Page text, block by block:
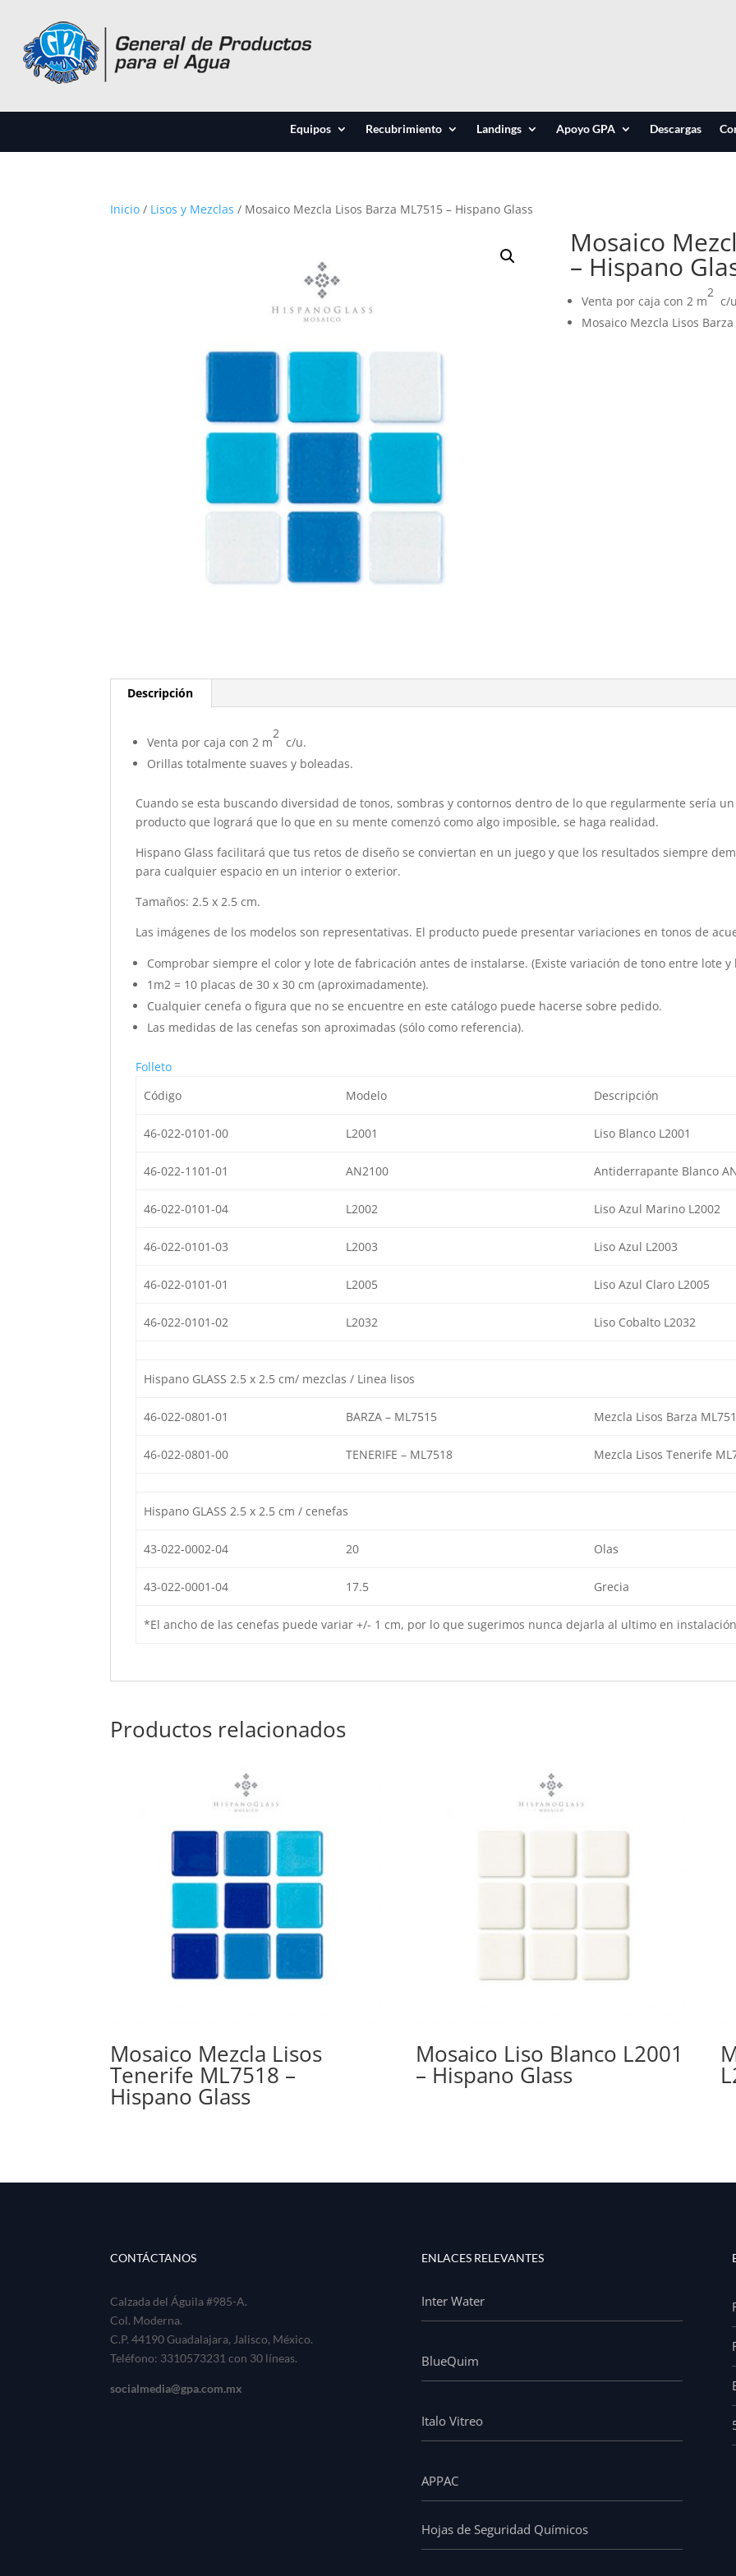
Equipos Recubrimiento Landings Apoyo GPA Descargas
Inicio / Lisos y Mezclas / Mosaico Mezcla Lisos Barza ML7515 – Hispano Glass
Mosaico
– Hispano
Venta por caja con 2 m
2
c/
Mosaico Mezcla Lisos
Descripción
Venta por caja con 2 m
2
c/u.
Orillas totalmente suaves y boleadas.
Cuando se esta buscando diversidad de tonos, sombras y contornos dentro de lo que regularmente sería
producto que logrará que lo que en su mente comenzó como algo imposible, se haga realidad.
Hispano Glass facilitará que tus retos de diseño se conviertan en un juego y que los resultados siempre
para cualquier espacio en un interior o exterior.
Tamaños: 2.5 x 2.5 cm.
Las imágenes de los modelos son representativas. El producto puede presentar variaciones en tonos de
Comprobar siempre el color y lote de fabricación antes de instalarse. (Existe variación de tono entre lote
1m2 = 10 placas de 30 x 30 cm (aproximadamente).
Cualquier cenefa o figura que no se encuentre en este catálogo puede hacerse sobre pedido.
Las medidas de las cenefas son aproximadas (sólo como referencia).
Folleto
Código
Modelo Descripción
46-022-0101-00 L2001 Liso Blanco L2001
46-022-1101-01 AN2100 Antiderrapante Blanco
46-022-0101-04 L2002 Liso Azul Marino L2002
46-022-0101-03 L2003 Liso Azul L2003
46-022-0101-01 L2005 Liso Azul Claro L2005
46-022-0101-02 L2032 Liso Cobalto L2032
Hispano GLASS 2.5 x 2.5 cm/ mezclas / Linea lisos
46-022-0801-01 BARZA – ML7515 Mezcla Lisos Barza
46-022-0801-00 TENERIFE – ML7518 Mezcla Lisos Tenerife
Hispano GLASS 2.5 x 2.5 cm / cenefas
43-022-0002-04 20 Olas
43-022-0001-04 17.5 Grecia
*El ancho de las cenefas puede variar +/- 1 cm, por lo que sugerimos nunca dejarla al ultimo en
Productos relacionados
Mosaico Mezcla Lisos
Tenerife ML7518 –
Hispano Glass
Mosaico Liso Blanco L2001
– Hispano Glass
CONTÁCTANOS
Calzada del Águila #985-A.
Col. Moderna.
C.P. 44190 Guadalajara, Jalisco, México.
Teléfono: 3310573231 con 30 líneas.
socialmedia@gpa.com.mx
ENLACES RELEVANTES
Inter Water
BlueQuim
Italo Vitreo
APPAC
Hojas de Seguridad Químicos